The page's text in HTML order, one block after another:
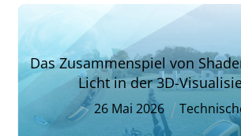
Das Zusammenspiel von
Licht in der 3D-
26 Mai 2026